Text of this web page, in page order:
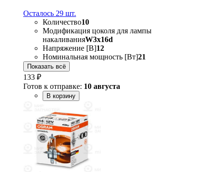
Осталось 29 шт.
Количество10
Модификация цоколя для лампы
накаливанияW3x16d
Напряжение [В]12
Номинальная мощность [Вт]21
Показать всё
133 ₽
Готов к отправке: 10 августа
В корзину